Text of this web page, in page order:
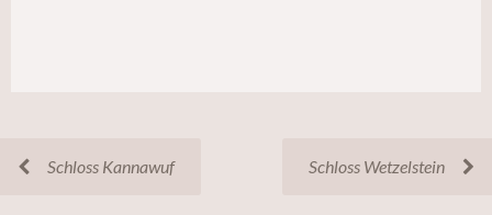
Schloss Kannawuf Schloss Wetzelstein